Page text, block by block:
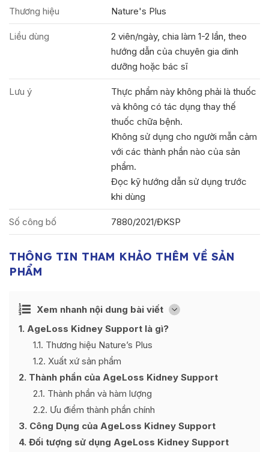
Thương hiệu Nature's Plus
Liều dùng
2 viên/ngày, chia làm 1-2 lần, theo
hướng dẫn của chuyên gia dinh
dưỡng hoặc bác sĩ
Lưu ý
Thực phẩm này không phải là thuốc
và không có tác dụng thay thế
thuốc chữa bệnh.
Không sử dụng cho người mẫn cảm
với các thành phần nào của sản
phẩm.
Đọc kỹ hướng dẫn sử dụng trước
khi dùng
Số công bố 7880/2021/ĐKSP
THÔNG TIN THAM KHẢO THÊM VỀ SẢN
PHẨM
Xem nhanh nội dung bài viết [
Ẩn
1 AgeLoss Kidney Support là gì?
1.1 Thương hiệu Nature’s Plus
1.2 Xuất xứ sản phẩm
2 Thành phần của AgeLoss Kidney Support
2.1 Thành phần và hàm lượng
2.2 Ưu điểm thành phần chính
3 Công Dụng của AgeLoss Kidney Support
4 Đối tượng sử dụng AgeLoss Kidney Support